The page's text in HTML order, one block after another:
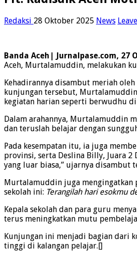
Redaksi 28 Oktober 2025 News
Band a Aceh| Jurnalpase.com, 27
Aceh, Murtalamuddin, melakukan
Kehadirannya disambut meriah
kunjungan tersebut,
kegiatan harian seperti berwudhu di
Dalam arahannya, Murtalamuddin
dan teruslah belajar dengan
Pada kesempatan itu, ia juga
provinsi, serta Deslina Billy, Juara
yang luar biasa,” ujarnya disambut
Murtalamuddin juga mengingatkan
sekolah ini: Terangilah hari esokmu
Kepala sekolah dan para guru
terus meningkatkan mutu
Kunjungan ini menjadi bagian dari
tinggi di kalangan pelajar.[]